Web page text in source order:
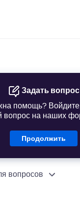
Задать вопрос
помощь?
вопрос на наших
Продолжить
вопросов